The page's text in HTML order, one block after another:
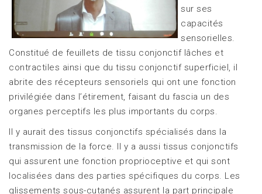
sur ses
capacités
sensorielles.
Constitué de feuillets de tissu conjonctif lâches et
contractiles ainsi que du tissu conjonctif superficiel, il
abrite des récepteurs sensoriels qui ont une fonction
privilégiée dans l’étirement, faisant du fascia un des
organes perceptifs les plus importants du corps.
Il y aurait des tissus conjonctifs spécialisés dans la
transmission de la force. Il y a aussi tissus conjonctifs
qui assurent une fonction proprioceptive et qui sont
localisées dans des parties spécifiques du corps. Les
glissements sous-cutanés assurent la part principale